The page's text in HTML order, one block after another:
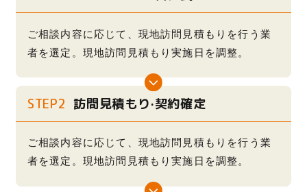
ご相談内容に応じて、現地訪問見積もりを行う業
者を選定。現地訪問見積もり実施日を調整。
STEP2 訪問見積もり·契約確定
ご相談内容に応じて、現地訪問見積もりを行う業
者を選定。現地訪問見積もり実施日を調整。